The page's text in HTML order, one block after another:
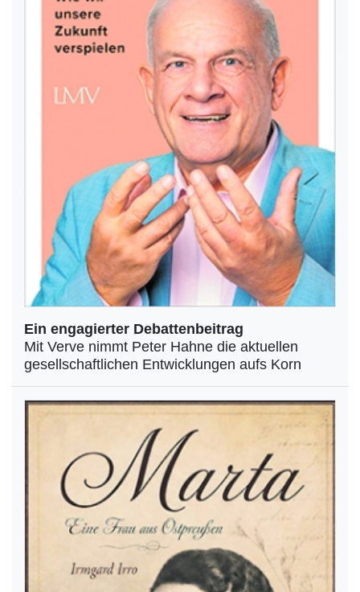
Ein engagierter Debattenbeitrag
Mit Verve nimmt Peter Hahne die aktuellen
gesellschaftlichen Entwicklungen aufs Korn